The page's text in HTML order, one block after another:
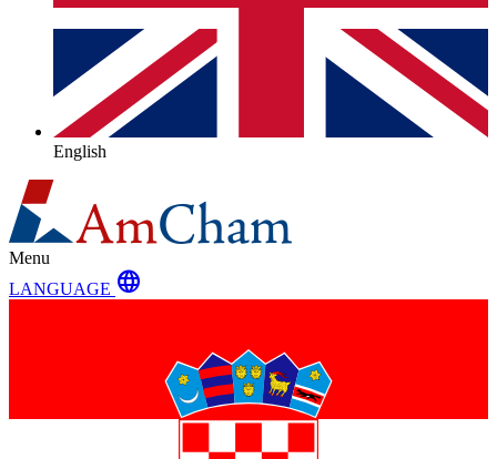
English
Menu
LANGUAGE language